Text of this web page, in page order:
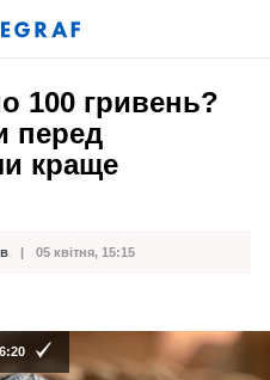
100 гривень?
перед
краще
05 квітня, 15:15